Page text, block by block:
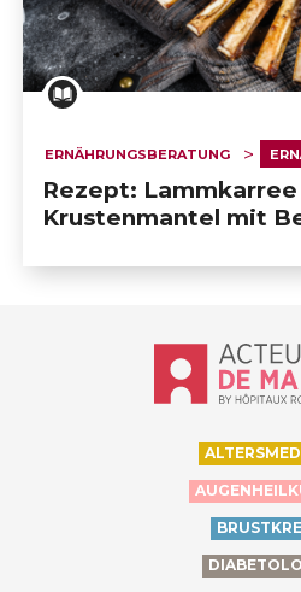
ERNÄHRUNGSBERATUNG
Rezept:
Krustenmantel mit
Accueil -